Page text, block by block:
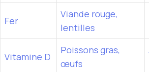
Fer
Viande rouge,
lentilles
Vitamine D
Poissons gras,
œufs